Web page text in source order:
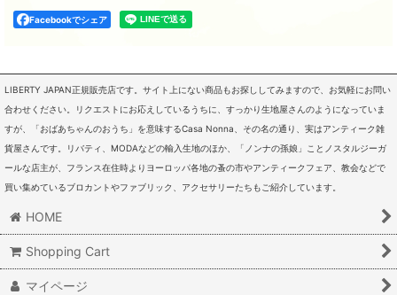
Facebookでシェア
LIBERTY JAPAN正規販売店です。サイト上にない商品もお探ししてみますので、お気軽にお問い
合わせください。リクエストにお応えしているうちに、すっかり生地屋さんのようになっていま
すが、「おばあちゃんのおうち」を意味するCasa Nonna、その名の通り、実はアンティーク雑
貨屋さんです。リバティ、MODAなどの輸入生地のほか、「ノンナの孫娘」ことノスタルジーガ
ールな店主が、フランス在住時よりヨーロッパ各地の蚤の市やアンティークフェア、教会などで
買い集めているブロカントやファブリック、アクセサリーたちもご紹介しています。
HOME
Shopping Cart
マイページ